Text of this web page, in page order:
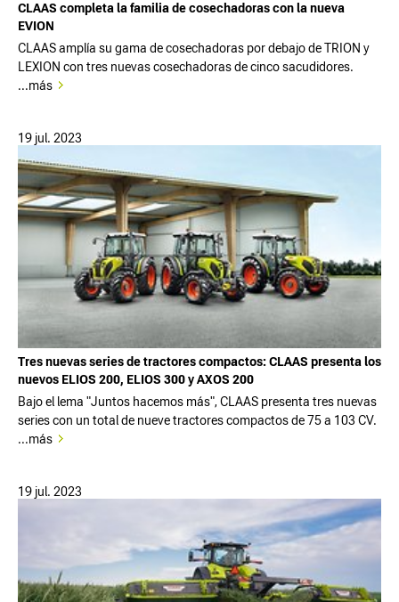
CLAAS completa la familia de cosechadoras con la nueva
EVION
CLAAS amplía su gama de cosechadoras por debajo de TRION y
LEXION con tres nuevas cosechadoras de cinco sacudidores.
...más
19 jul. 2023
Tres nuevas series de tractores compactos: CLAAS presenta los
nuevos ELIOS 200, ELIOS 300 y AXOS 200
Bajo el lema "Juntos hacemos más", CLAAS presenta tres nuevas
series con un total de nueve tractores compactos de 75 a 103 CV.
...más
19 jul. 2023